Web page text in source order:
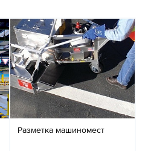
Разметка машиномест